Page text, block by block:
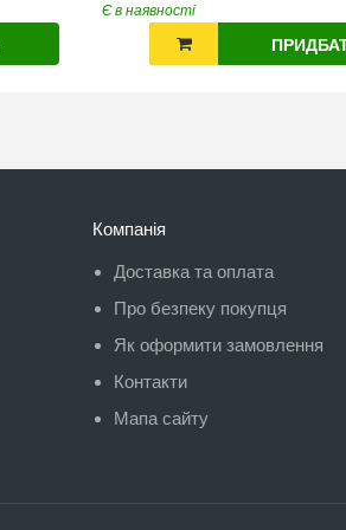
Є в наявності
Компанія
Доставка та оплата
Про безпеку покупця
Як оформити замовлення
Контакти
Мапа сайту